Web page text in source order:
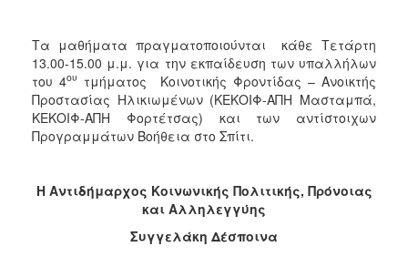
Παντοπωλείο
Ισότητα
των
Φύλων
Υγεία
Απινιδωτές
Τα μαθήματα πραγματοποιούνται κάθε Τετάρτη
13.00-15.00 μ.μ. για την εκπαίδευση των υπαλλήλων
του 4ου τμήματος Κοινοτικής Φροντίδας – Ανοικτής
Προστασίας Ηλικιωμένων (ΚΕΚΟΙΦ-ΑΠΗ Μασταμπά,
ΚΕΚΟΙΦ-ΑΠΗ Φορτέτσας) και των αντίστοιχων
Προγραμμάτων Βοήθεια στο Σπίτι.
Η Αντιδήμαρχος Κοινωνικής Πολιτικής, Πρόνοιας
και Αλληλεγγύης
Συγγελάκη Δέσποινα